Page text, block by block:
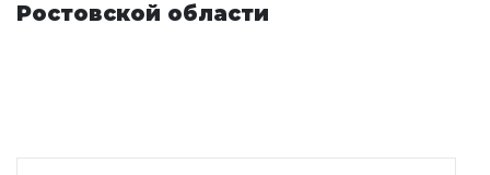
Ростовской области